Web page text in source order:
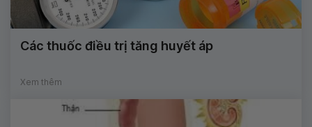
Các thuốc điều trị tăng huyết áp
Xem thêm